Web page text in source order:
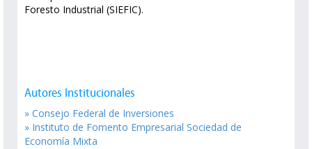
Foresto Industrial (SIEFIC).
Autores Institucionales
» Consejo Federal de Inversiones
» Instituto de Fomento Empresarial Sociedad de
Economía Mixta